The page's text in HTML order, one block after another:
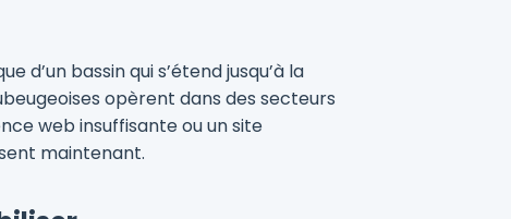
bassin qui s’étend jusqu’à la
opèrent dans des secteurs
web insuffisante ou un site
maintenant.